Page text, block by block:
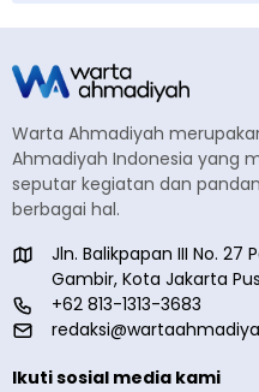
Warta Ahmadiyah
Ahmadiyah Indonesia yang
seputar kegiatan dan
berbagai hal.
Jln. Balikpapan III No.
Gambir, Kota Jakarta
+62 813-1313-3683
Ikuti sosial media kami